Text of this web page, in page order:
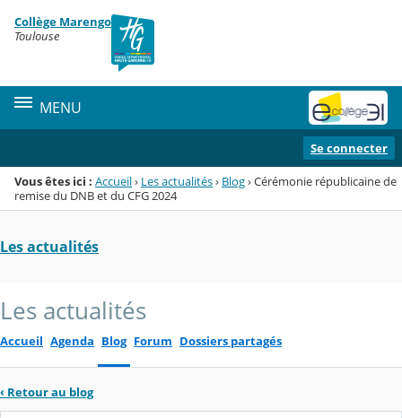
Menu de la rubrique
Contenu
Collège Marengo
Toulouse
MENU
Se connecter
Vous êtes ici : Accueil› Les actualités› Blog›Cérémonie républicaine de
remise du DNB et du CFG 2024
Les actualités
Les actualités
Accueil Agenda Blog Forum Dossiers partagés
‹ Retour au blog